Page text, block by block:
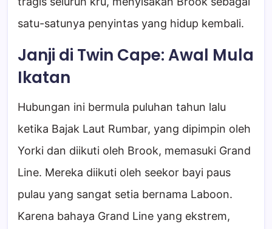
satu-satunya penyintas yang hidup kembali.
Janji di Twin Cape: Awal Mula
Ikatan
Hubungan ini bermula puluhan tahun lalu
ketika Bajak Laut Rumbar, yang dipimpin oleh
Yorki dan diikuti oleh Brook, memasuki Grand
Line. Mereka diikuti oleh seekor bayi paus
pulau yang sangat setia bernama Laboon.
Karena bahaya Grand Line yang ekstrem,